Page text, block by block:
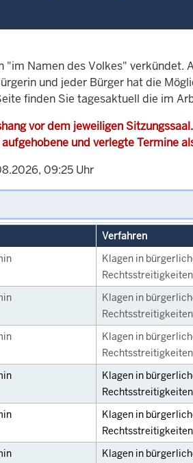
"im Namen des Volkes" verkündet.
und jeder Bürger hat die
finden Sie tagesaktuell die im
vor dem jeweiligen Sitzungssaal.
und verlegte Termine
09:25 Uhr
Verfahren
Klagen in
Rechtsstreitigkeiten
Klagen in
Rechtsstreitigkeiten
Klagen in
Rechtsstreitigkeiten
Klagen in
Rechtsstreitigkeiten
Klagen in
Rechtsstreitigkeiten
Klagen in